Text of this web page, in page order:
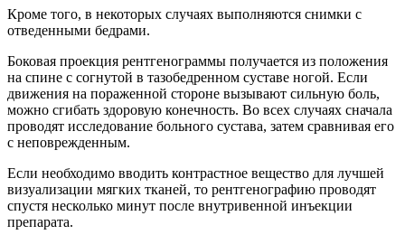
Кроме того, в некоторых случаях выполняются снимки с
отведенными бедрами.
Боковая проекция рентгенограммы получается из положения
на спине с согнутой в тазобедренном суставе ногой. Если
движения на пораженной стороне вызывают сильную боль,
можно сгибать здоровую конечность. Во всех случаях сначала
проводят исследование больного сустава, затем сравнивая его
с неповрежденным.
Если необходимо вводить контрастное вещество для лучшей
визуализации мягких тканей, то рентгенографию проводят
спустя несколько минут после внутривенной инъекции
препарата.